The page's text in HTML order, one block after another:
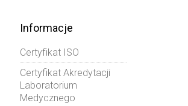
Informacje
Certyfikat ISO
Certyfikat Akredytacji
Laboratorium
Medycznego